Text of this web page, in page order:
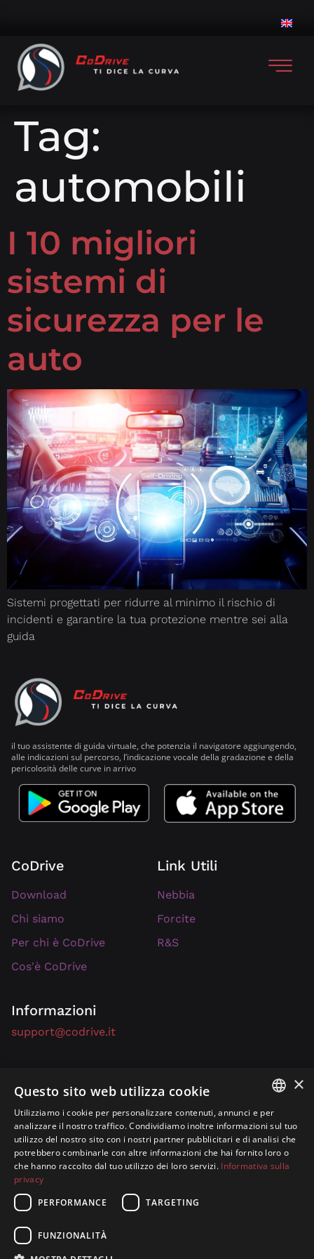
Tag:
automobili
I 10 migliori
sistemi di
sicurezza per le
auto
Sistemi progettati per ridurre al minimo il rischio di
incidenti e garantire la tua protezione mentre sei alla
guida
il tuo assistente di guida virtuale, che potenzia il navigatore aggiungendo,
alle indicazioni sul percorso, l’indicazione vocale della gradazione e della
pericolosità delle curve in arrivo
CoDrive
Download
Chi siamo
Per chi è CoDrive
Cos'è CoDrive
Link Utili
Nebbia
Forcite
R&S
Informazioni
support@codrive.it
Privacy Policy
Ti piacerebbe guidare su ogni strada come se l'avessi sempre
conosciuta?Questa è la soluzione!
Copyright © 2026 – P.IVA n. 01672430558, REA n. 352797
Capitale sociale: 195.947,00 I.V. fully paid-up
ITALIAN
ENGLISH
×
Questo sito web utilizza cookie
Utilizziamo i cookie per personalizzare contenuti, annunci e per
analizzare il nostro traffico. Condividiamo inoltre informazioni sul tuo
utilizzo del nostro sito con i nostri partner pubblicitari e di analisi che
potrebbero combinarle con altre informazioni che hai fornito loro o
che hanno raccolto dal tuo utilizzo dei loro servizi. Informativa sulla
privacy
PERFORMANCE
TARGETING
FUNZIONALITÀ